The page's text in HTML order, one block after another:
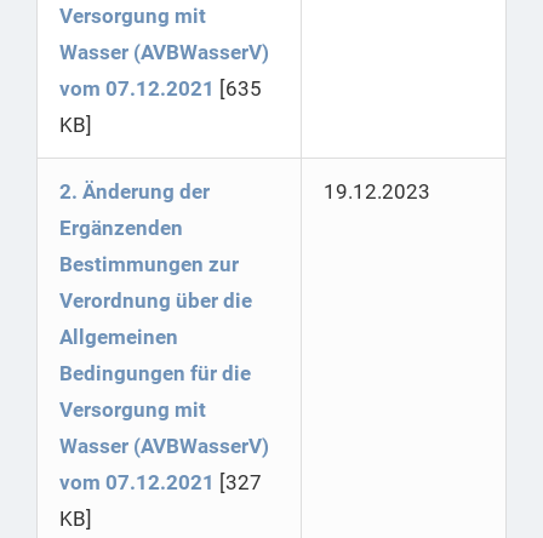
Versorgung mit
Wasser (AVBWasserV)
vom 07.12.2021 [635
KB]
2. Änderung der
Ergänzenden
Bestimmungen zur
Verordnung über die
Allgemeinen
Bedingungen für die
Versorgung mit
Wasser (AVBWasserV)
vom 07.12.2021 [327
KB]
19.12.2023